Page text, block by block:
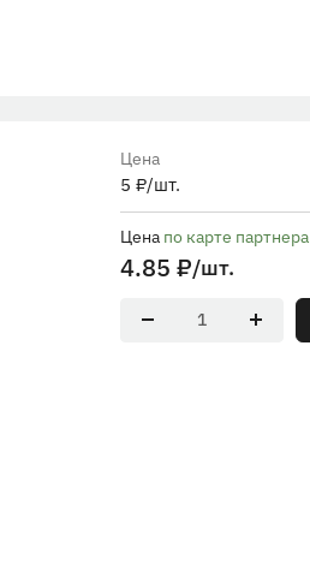
Цена
5 ₽/шт.
Цена по карте партнера
4.85 ₽/шт.